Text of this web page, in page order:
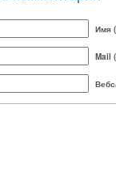
Имя
Mail